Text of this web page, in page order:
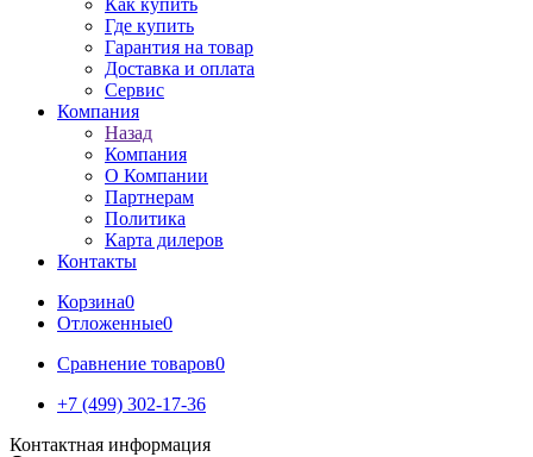
Как купить
Где купить
Гарантия на товар
Доставка и оплата
Сервис
Компания
Назад
Компания
О Компании
Партнерам
Политика
Карта дилеров
Контакты
Корзина0
Отложенные0
Сравнение товаров0
+7 (499) 302-17-36
Контактная информация